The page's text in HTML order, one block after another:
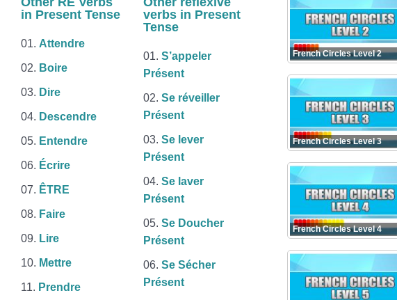
in Present Tense
Attendre
Boire
Dire
Descendre
Entendre
Écrire
ÊTRE
Faire
Lire
Mettre
Prendre
verbsin Present
Tense
S’appeler
Présent
Se réveiller
Présent
Se lever
Présent
Se laver
Présent
Se Doucher
Présent
Se Sécher
Présent
French Circles Level 2
French Circles Level 3
French Circles Level 4